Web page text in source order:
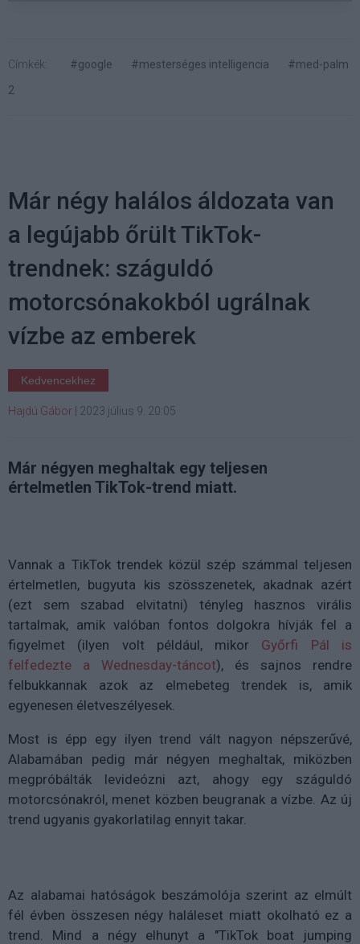
Címkék: #google #mesterséges intelligencia
#med-palm
2
Már négy halálos áldozata van
a legújabb őrült TikTok-
trendnek: száguldó
motorcsónakokból ugrálnak
vízbe az emberek
Kedvencekhez
Hajdú Gábor 2023 július 9. 20:05
Már négyen meghaltak egy teljesen
értelmetlen TikTok-trend miatt.
Vannak a TikTok trendek közül szép számmal teljesen
értelmetlen, bugyuta kis szösszenetek, akadnak azért
(ezt sem szabad elvitatni) tényleg hasznos virális
tartalmak, amik valóban fontos dolgokra hívják fel a
figyelmet (ilyen volt például, mikor Győrfi Pál is
felfedezte a Wednesday-táncot), és sajnos rendre
felbukkannak azok az elmebeteg trendek is, amik
egyenesen életveszélyesek.
Most is épp egy ilyen trend vált nagyon népszerűvé,
Alabamában pedig már négyen meghaltak, miközben
megpróbálták levideózni azt, ahogy egy száguldó
motorcsónakról, menet közben beugranak a vízbe. Az új
trend ugyanis gyakorlatilag ennyit takar.
Az alabamai hatóságok beszámolója szerint az elmúlt
fél évben összesen négy haláleset miatt okolható ez a
trend. Mind a négy elhunyt a "TikTok boat jumping